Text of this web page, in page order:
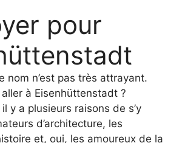
pour
nom n’est pas très attrayant.
à Eisenhüttenstadt ?
y a plusieurs raisons de s’y
d’architecture, les
et, oui, les amoureux de la